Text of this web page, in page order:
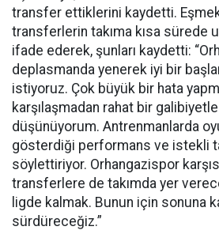
transfer ettiklerini kaydetti.
transferlerin takıma kısa sürede
ifade ederek, şunları kaydetti:
deplasmanda yenerek iyi bir
istiyoruz. Çok büyük bir hata
karşılaşmadan rahat bir galibiyetle
düşünüyorum. Antrenmanlarda
gösterdiği performans ve istekli
söylettiriyor. Orhangazispor
transferlere de takımda yer
ligde kalmak. Bunun için sonuna
sürdüreceğiz.”